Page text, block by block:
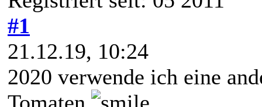
#1
21.12.19, 10:24
2020 verwende ich eine
Tomaten